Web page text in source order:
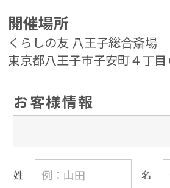
開催場所
くらしの友 八王子総合斎場
東京都八王子市子安町４丁目
お客様情報
姓 名